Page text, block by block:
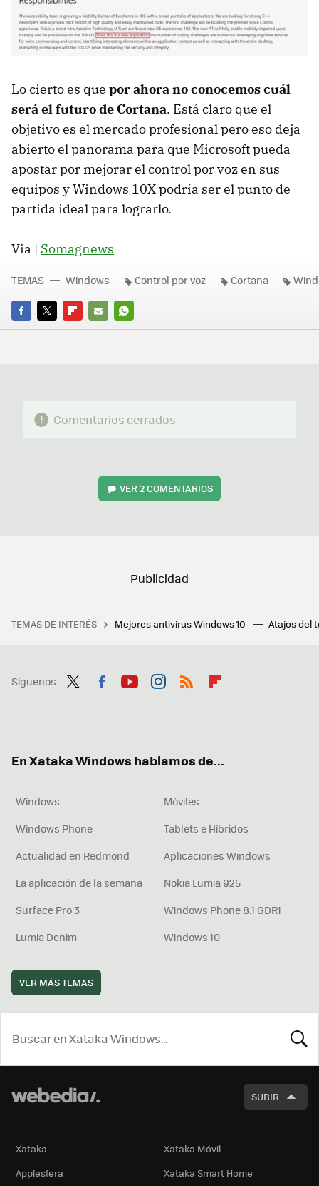
Lo cierto es que por ahora no conocemos cuál
será el futuro de Cortana. Está claro que el
objetivo es el mercado profesional pero eso deja
abierto el panorama para que Microsoft pueda
apostar por mejorar el control por voz en sus
equipos y Windows 10X podría ser el punto de
partida ideal para lograrlo.
Via | Somagnews
FACEBOOK
TWITTERFLIPBOARD
E-
WHATSAPP
TEMAS Windows Control por voz Cortana
Comentarios cerrados
VER2 COMENTARIOS
TEMAS DE INTERÉS Mejores antivirus Windows 10 Atajos del
Síguenos
En Xataka Windows hablamos de...
Windows
Móviles
Windows Phone
Tablets e Híbridos
Actualidad en Redmond
Aplicaciones Windows
La aplicación de la semana
Nokia Lumia 925
Surface Pro 3
Windows Phone 8.1 GDR1
Lumia Denim
Windows 10
VER MÁS TEMAS
SUBIR
Xataka
Xataka Móvil
Applesfera
Xataka Smart Home